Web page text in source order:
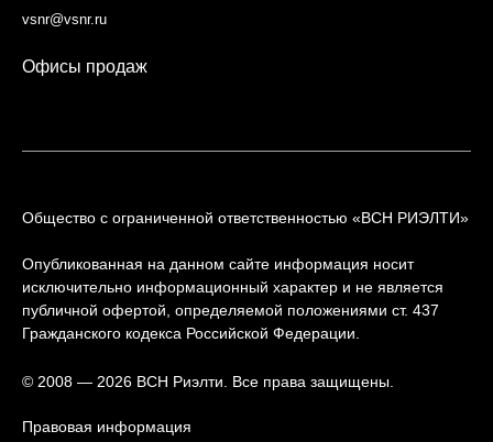
vsnr@vsnr.ru
Офисы продаж
Общество с ограниченной ответственностью «ВСН РИЭЛТИ»
Опубликованная на данном сайте информация носит
исключительно информационный характер и не является
публичной офертой, определяемой положениями ст. 437
Гражданского кодекса Российской Федерации.
© 2008 — 2026 ВСН Риэлти. Все права защищены.
Правовая информация